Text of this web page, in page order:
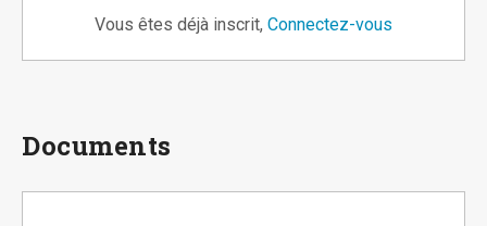
Vous êtes déjà inscrit, Connectez-vous
Documents